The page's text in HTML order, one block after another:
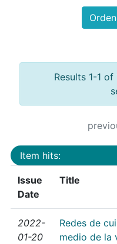
Results 1-1
Item hits:
Issue
Date
Title
2022-
01-20
Redes de
medio de la